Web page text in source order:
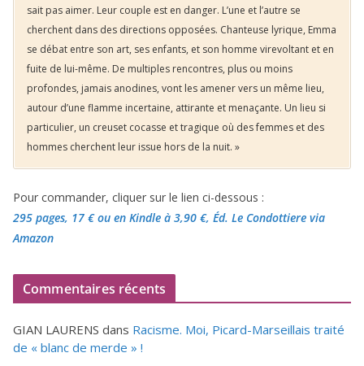
sait pas aimer. Leur couple est en danger. L’une et l’autre se
cherchent dans des directions opposées. Chanteuse lyrique, Emma
se débat entre son art, ses enfants, et son homme virevoltant et en
fuite de lui-même. De multiples rencontres, plus ou moins
profondes, jamais anodines, vont les amener vers un même lieu,
autour d’une flamme incertaine, attirante et menaçante. Un lieu si
particulier, un creuset cocasse et tragique où des femmes et des
hommes cherchent leur issue hors de la nuit. »
Pour commander, cliquer sur le lien ci-dessous :
295 pages, 17 €ou en Kindle à 3,90 €, Éd. Le Condottiere via
Amazon
Commentaires récents
GIAN LAURENS dans Racisme. Moi, Picard-Marseillais traité
de « blanc de merde » !